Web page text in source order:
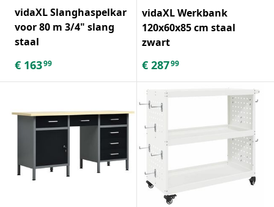
vidaXL Slanghaspelkar
voor 80 m 3/4" slang
staal
€ 16399
vidaXL Werkbank
120x60x85 cm staal
zwart
€ 28799